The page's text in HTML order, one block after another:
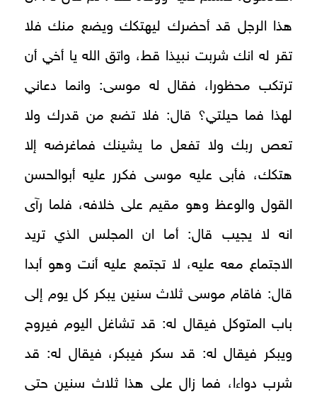
هذا الرجل قد أحضرك ليهتكك ويضع منك فلا
تقر له انك شربت نبيذا قط، واتق الله يا أخي أن
ترتكب محظورا، فقال له موسى: وانما دعاني
لهذا فما حيلتي؟ قال: فلا تضع من قدرك ولا
تعص ربك ولا تفعل ما يشينك فماغرضه إلا
هتكك، فأبى عليه موسى فكرر عليه أبوالحسن
القول والوعظ وهو مقيم على خلافه، فلما رآى
انه لا يجيب قال: أما ان المجلس الذي تريد
الاجتماع معه عليه، لا تجتمع عليه أنت وهو أبدا
قال: فاقام موسى ثلاث سنين يبكر كل يوم إلى
باب المتوكل فيقال له: قد تشاغل اليوم فيروح
ويبكر فيقال له: قد سكر فيبكر، فيقال له: قد
شرب دواءا، فما زال على هذا ثلاث سنين حتى